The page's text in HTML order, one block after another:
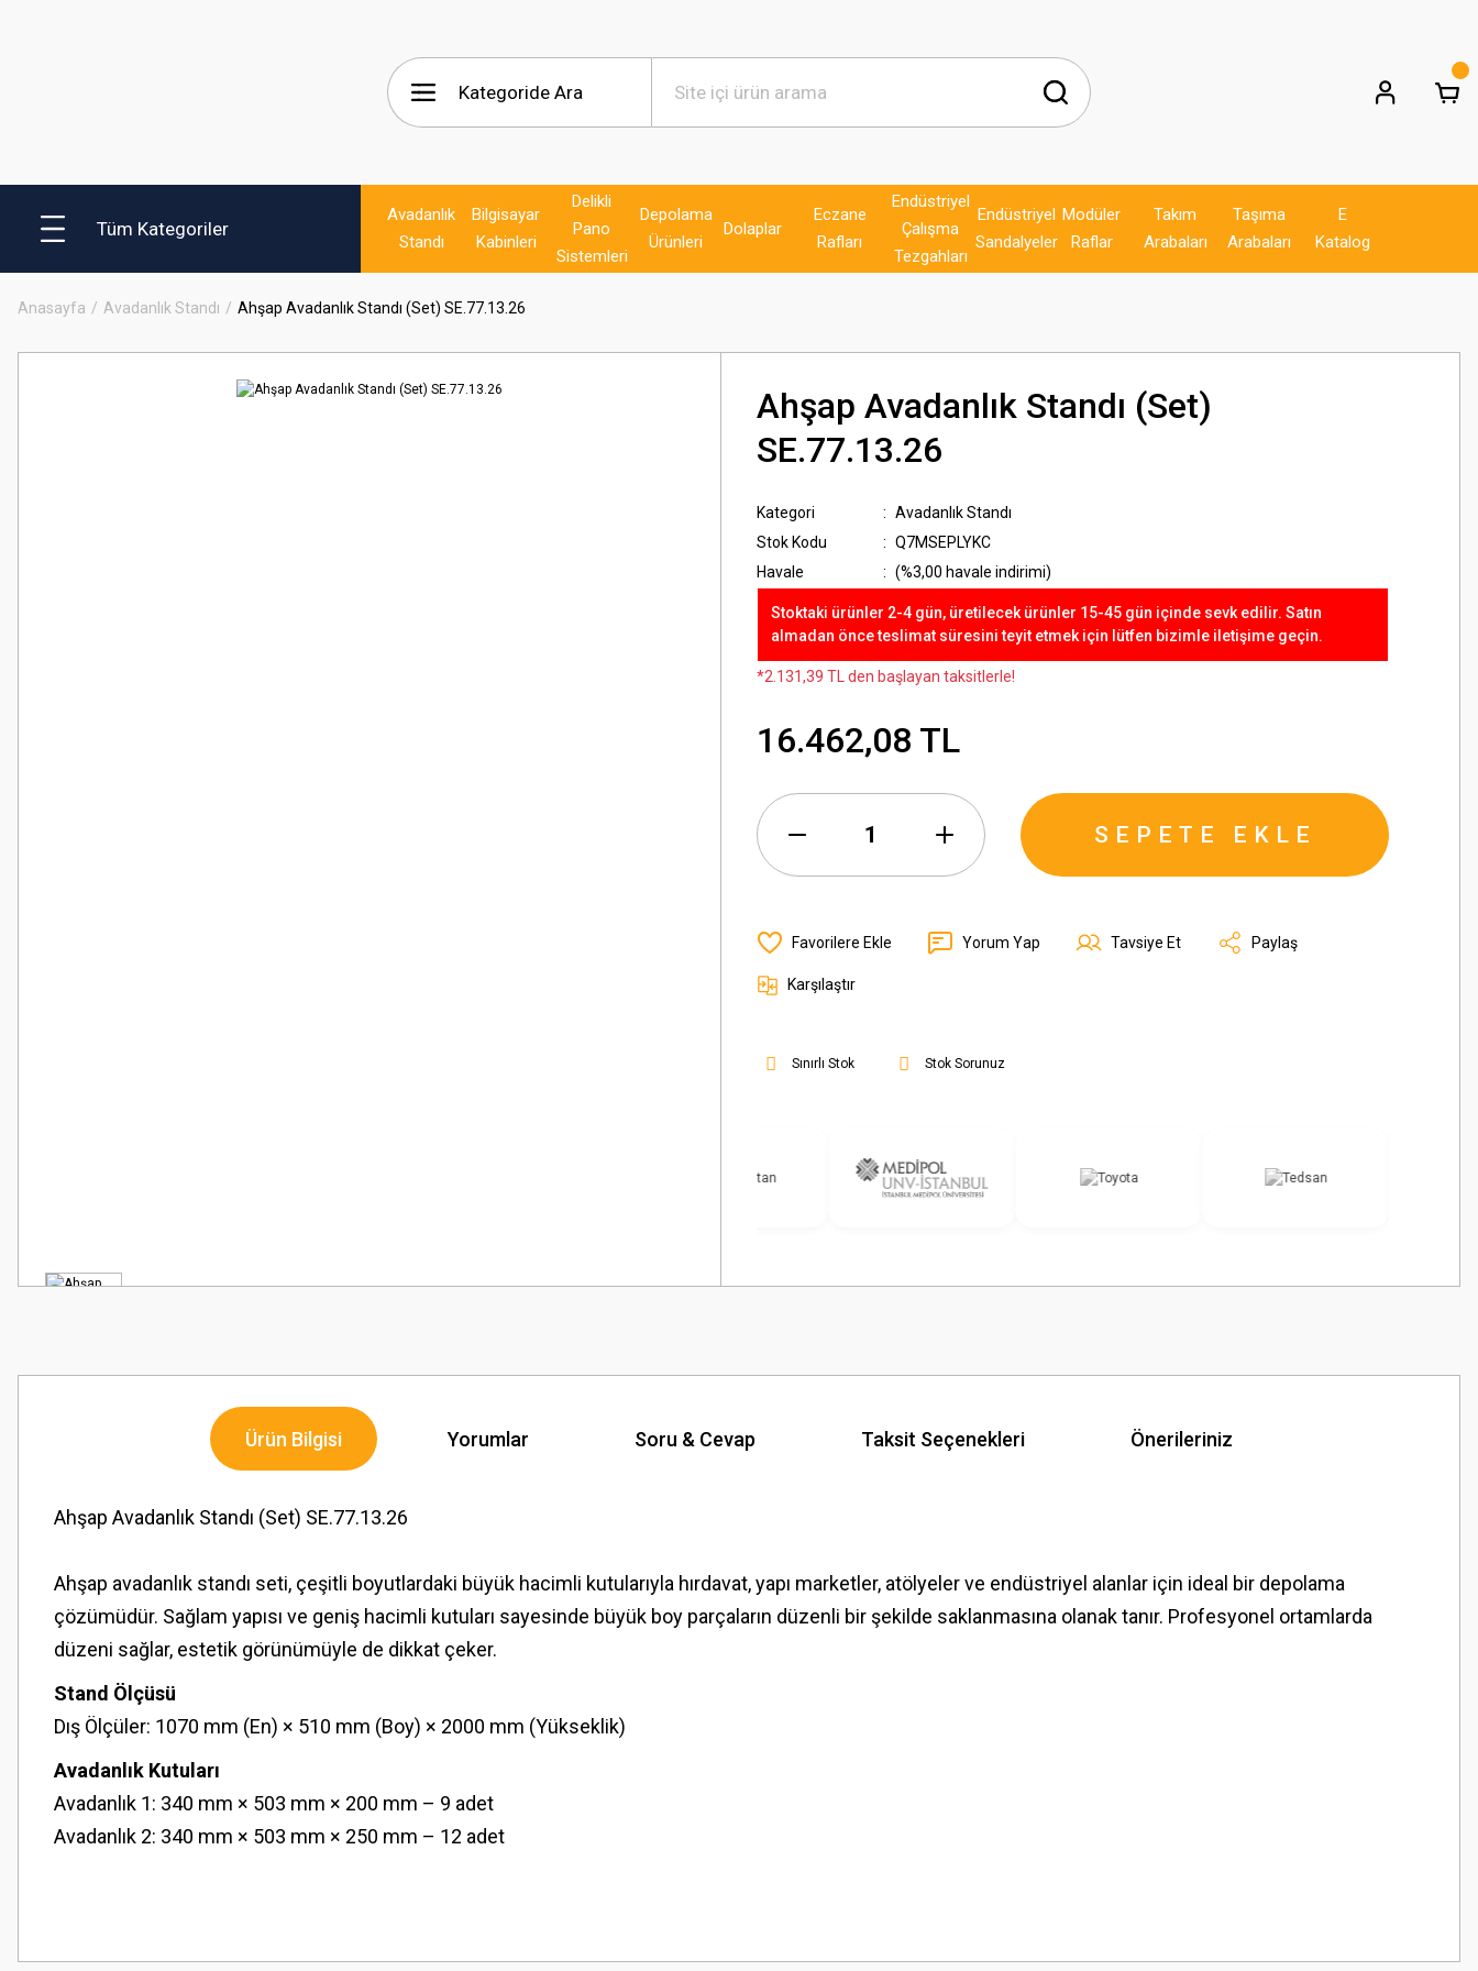
Tüm Kategoriler
Avadanlık
Standı
Bilgisayar
Kabinleri
Delikli
Pano
Sistemleri
Depolama
Ürünleri
Dolaplar
Eczane
Rafları
Endüstriyel
Çalışma
Tezgahları
Endüstriyel
Sandalyeler
Modüler
Raflar
Takım
Arabaları
Taşıma
Arabaları
E
Katalog
Anasayfa Avadanlık Standı Ahşap Avadanlık Standı (Set) SE.77.13.26
Ahşap Avadanlık Standı (Set)
SE.77.13.26
Kategori
Avadanlık Standı
Stok Kodu
Q7MSEPLYKC
Havale
(%3,00 havale indirimi)
Stoktaki ürünler 2-4 gün, üretilecek ürünler 15-45 gün içinde sevk edilir. Satın
almadan önce teslimat süresini teyit etmek için lütfen bizimle iletişime geçin.
*2.131,39 TL den başlayan taksitlerle!
16.462,08 TL
SEPETE EKLE
Yorum Yap Tavsiye Et Paylaş
Karşılaştır
Sınırlı Stok Stok Sorunuz
Ürün Bilgisi Yorumlar Soru & Cevap Taksit Seçenekleri Önerileriniz
Ahşap Avadanlık Standı (Set) SE.77.13.26
Ahşap avadanlık standı seti, çeşitli boyutlardaki büyük hacimli kutularıyla hırdavat, yapı marketler, atölyeler ve endüstriyel alanlar için ideal bir depolama
çözümüdür. Sağlam yapısı ve geniş hacimli kutuları sayesinde büyük boy parçaların düzenli bir şekilde saklanmasına olanak tanır. Profesyonel ortamlarda
düzeni sağlar, estetik görünümüyle de dikkat çeker.
Stand Ölçüsü
Dış Ölçüler: 1070 mm (En) × 510 mm (Boy) × 2000 mm (Yükseklik)
Avadanlık Kutuları
Avadanlık 1: 340 mm × 503 mm × 200 mm – 9 adet
Avadanlık 2: 340 mm × 503 mm × 250 mm – 12 adet
Görüş ve önerileriniz için teşekkür ederiz.